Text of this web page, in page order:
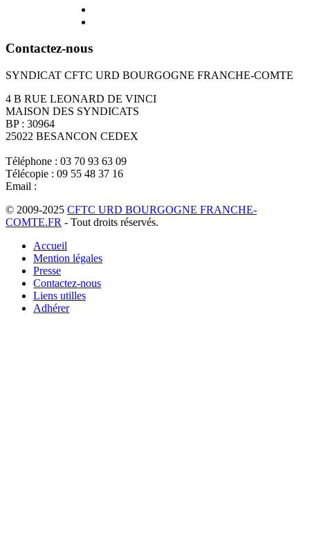
Contactez-nous
SYNDICAT CFTC URD BOURGOGNE FRANCHE-COMTE
4 B RUE LEONARD DE VINCI
MAISON DES SYNDICATS
BP : 30964
25022 BESANCON CEDEX
Téléphone : 03 70 93 63 09
Télécopie : 09 55 48 37 16
Email :
© 2009-2025 CFTC URD BOURGOGNE FRANCHE-
COMTE.FR - Tout droits réservés.
Accueil
Mention légales
Presse
Contactez-nous
Liens utilles
Adhérer